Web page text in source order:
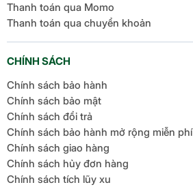
Thanh toán qua Momo
Thanh toán qua chuyển khoản
CHÍNH SÁCH
Chính sách bảo hành
Chính sách bảo mật
Chính sách đổi trả
Chính sách bảo hành mở rộng miễn phí
Chính sách giao hàng
Chính sách hủy đơn hàng
Chính sách tích lũy xu